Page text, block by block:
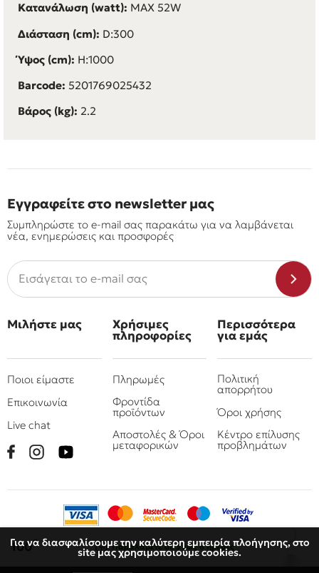
Για να διασφαλίσουμε την καλύτερη εμπειρία πλοήγησης, στο
site μας χρησιμοποιούμε cookies.
100€ Παραλάβετε σε 3 έως 6 ημέρες
Κατανάλωση (watt): MAX 52W
Διάσταση (cm): D:300
Ύψος (cm): H:1000
Barcode: 5201769025432
Βάρος (kg): 2.2
Εγγραφείτε στο newsletter μας
Συμπληρώστε το e-mail σας παρακάτω για να λαμβάνεται
νέα, ενημερώσεις και προσφορές
Μιλήστε μας
Ποιοι είμαστε
Επικοινωνία
Live chat
Χρήσιμες
πληροφορίες
Πληρωμές
Φροντίδα
προϊόντων
Αποστολές & Όροι
μεταφορικών
Περισσότερα
για εμάς
Πολιτική
απορρήτου
Όροι χρήσης
Κέντρο επίλυσης
προβλημάτων
© 2010 - 2026 Όμιλος επιχειρήσεων Πιτσουλάκης
Ρομπογιαννάκης